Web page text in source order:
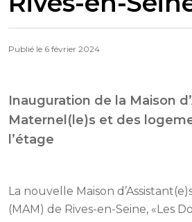
Publié le 6 février 2024
Inauguration de la Maison
Maternel(le)s et des
l’étage
La nouvelle Maison
(MAM) de Rives-en-Seine, «Les